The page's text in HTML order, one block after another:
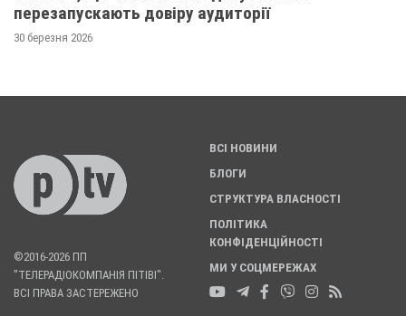
перезапускають довіру аудиторії
30 березня 2026
©2016-2026 ПП
"ТЕЛЕРАДІОКОМПАНІЯ ПІТІВІ".
ВСІ ПРАВА ЗАСТЕРЕЖЕНО
ВСІ НОВИНИ
БЛОГИ
СТРУКТУРА ВЛАСНОСТІ
ПОЛІТИКА
КОНФІДЕНЦІЙНОСТІ
МИ У СОЦМЕРЕЖАХ